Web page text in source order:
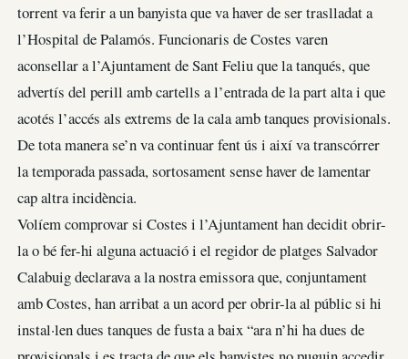
torrent va ferir a un banyista que va haver de ser traslladat a
l’Hospital de Palamós. Funcionaris de Costes varen
aconsellar a l’Ajuntament de Sant Feliu que la tanqués, que
advertís del perill amb cartells a l’entrada de la part alta i que
acotés l’accés als extrems de la cala amb tanques provisionals.
De tota manera se’n va continuar fent ús i així va transcórrer
la temporada passada, sortosament sense haver de lamentar
cap altra incidència.
Volíem comprovar si Costes i l’Ajuntament han decidit obrir-
la o bé fer-hi alguna actuació i el regidor de platges Salvador
Calabuig declarava a la nostra emissora que, conjuntament
amb Costes, han arribat a un acord per obrir-la al públic si hi
instal·len dues tanques de fusta a baix “ara n’hi ha dues de